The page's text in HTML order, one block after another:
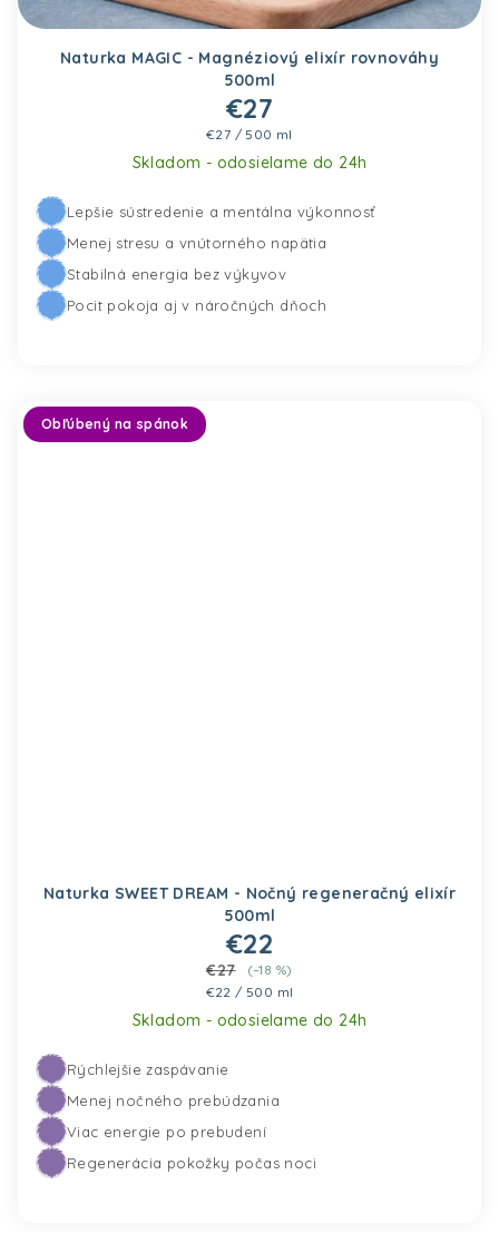
Pridať do košíka
Naturka MAGIC - Magnéziový elixír rovnováhy
500ml
€27
Jednotková cena:
€27 / 500 ml
Skladom - odosielame do 24h
Lepšie sústredenie a mentálna výkonnosť
Menej stresu a vnútorného napätia
Stabilná energia bez výkyvov
Pocit pokoja aj v náročných dňoch
Obľúbený na spánok
Naturka SWEET DREAM - Nočný regeneračný elixír
500ml
€22
€27
(–18 %)
Jednotková cena:
€22 / 500 ml
Skladom - odosielame do 24h
Rýchlejšie zaspávanie
Menej nočného prebúdzania
Viac energie po prebudení
Regenerácia pokožky počas noci